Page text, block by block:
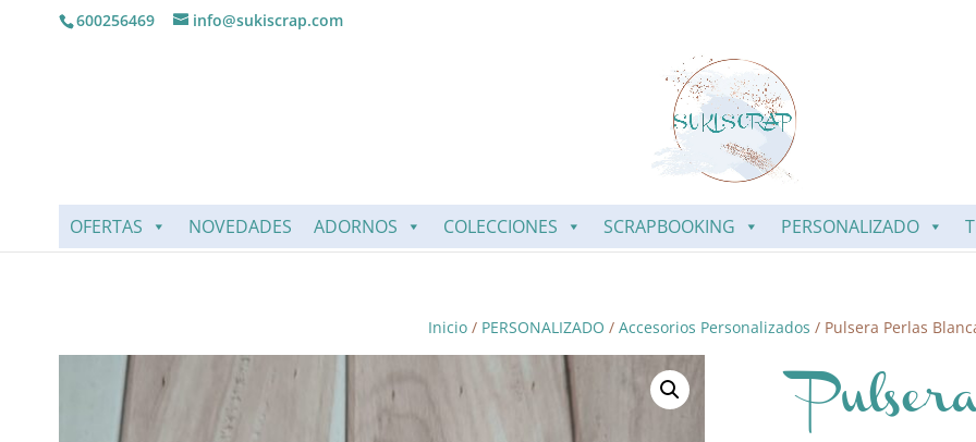
600256469 info@sukiscrap.com
OFERTAS NOVEDADES ADORNOS COLECCIONES SCRAPBOOKING PERSONALIZADO
Inicio/ PERSONALIZADO / Accesorios Personalizados / Pulsera Perlas